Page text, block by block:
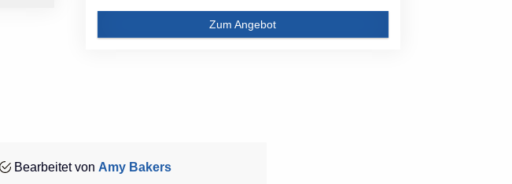
Zum Angebot
Bearbeitet von Amy Bakers